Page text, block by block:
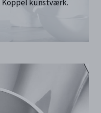
Koppel kunstværk.